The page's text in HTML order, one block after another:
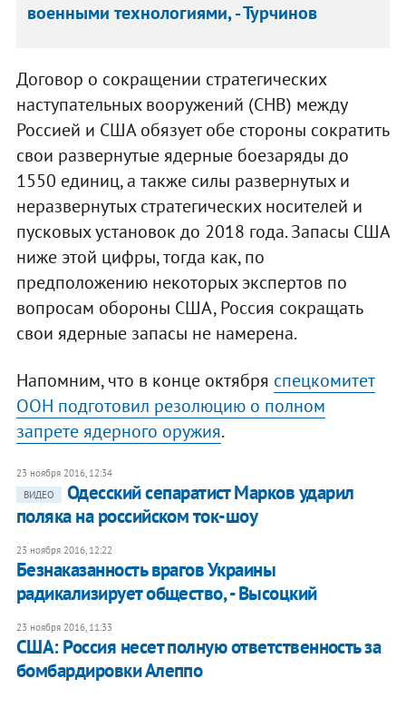
военными технологиями, - Турчинов
Договор о сокращении стратегических
наступательных вооружений (СНВ) между
Россией и США обязует обе стороны сократить
свои развернутые ядерные боезаряды до
1550 единиц, а также силы развернутых и
неразвернутых стратегических носителей и
пусковых установок до 2018 года. Запасы США
ниже этой цифры, тогда как, по
предположению некоторых экспертов по
вопросам обороны США, Россия сокращать
свои ядерные запасы не намерена.
Напомним, что в конце октября спецкомитет
ООН подготовил резолюцию о полном
запрете ядерного оружия.
23 ноября 2016, 12:34
ВИДЕО
Одесский сепаратист Марков ударил
поляка на российском ток-шоу
23 ноября 2016, 12:22
Безнаказанность врагов Украины
радикализирует общество, - Высоцкий
23 ноября 2016, 11:33
США: Россия несет полную ответственность за
бомбардировки Алеппо